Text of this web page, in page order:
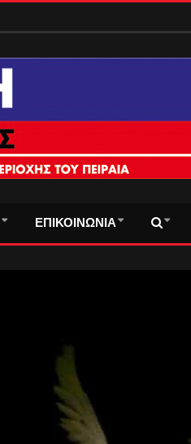
ΕΠΙΚΟΙΝΩΝΙΑ